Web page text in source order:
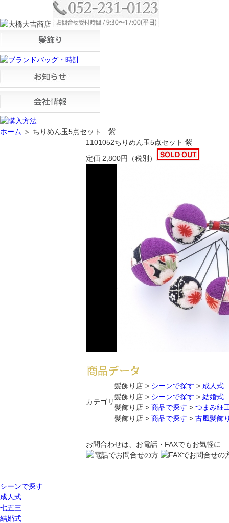
ホーム ＞ ちりめん玉5点セット 紫
1101052ちりめん玉5点セット 紫
定価 2,800円 （税別）
カテゴリ
髪飾り店 > シーンで探す > 成人式
髪飾り店 > シーンで探す > 結婚式
髪飾り店 > 商品で探す > つまみ細
髪飾り店 > 商品で探す > 古風髪飾
お問合わせは、お電話・FAXでもお気軽に
シーンで探す
成人式
七五三
結婚式